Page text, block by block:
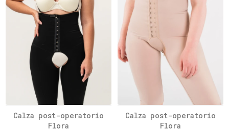
Calza post-operatorio
Flora
Calza post-operatorio
Flora